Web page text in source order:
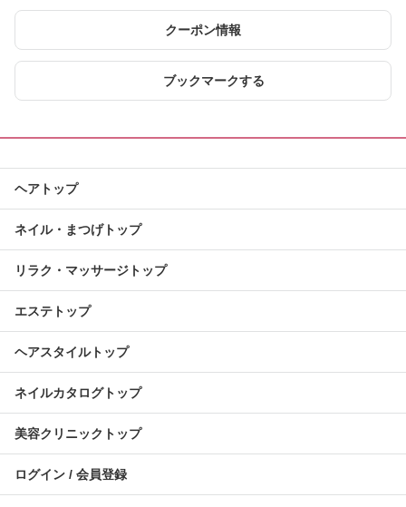
クーポン情報
ブックマークする
ヘアトップ
ネイル・まつげトップ
リラク・マッサージトップ
エステトップ
ヘアスタイルトップ
ネイルカタログトップ
美容クリニックトップ
ログイン / 会員登録